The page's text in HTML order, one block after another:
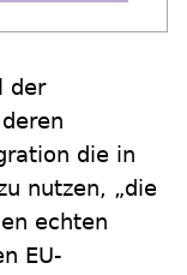
der
die in
nutzen, „die
echten
EU-